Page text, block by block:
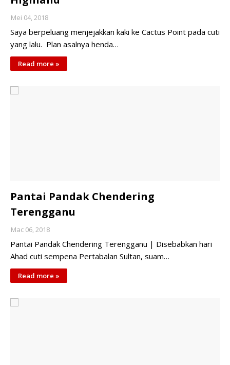
Mei 04, 2018
Saya berpeluang menjejakkan kaki ke Cactus Point pada cuti
yang lalu. Plan asalnya henda…
Read more »
Pantai Pandak Chendering
Terengganu
Mac 06, 2018
Pantai Pandak Chendering Terengganu | Disebabkan hari
Ahad cuti sempena Pertabalan Sultan, suam…
Read more »